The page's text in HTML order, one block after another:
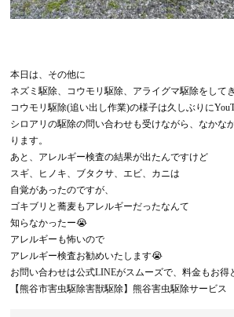
本日は、その他に
ネズミ駆除、コウモリ駆除、アライグマ駆除をしてき
コウモリ駆除(追い出し作業)の様子は久しぶりに
シロアリの駆除の問い合わせも受けながら、なかな
ります。
あと、アレルギー検査の結果が出たんですけど
スギ、ヒノキ、ブタクサ、エビ、カニは
自覚があったのですが、
ゴキブリと蕎麦もアレルギーだったなんて
知らなかったー😭
アレルギーも怖いので
アレルギー検査お勧めいたします😭
お問い合わせは公式LINEがスムーズで、料金もお得
【熊谷市害虫駆除害獣駆除】熊谷害虫駆除サービス